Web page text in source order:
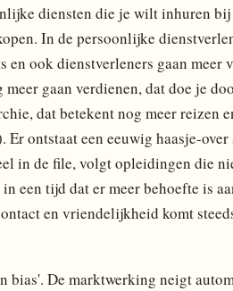
diensten die je wilt inhuren bij
In de persoonlijke
ook dienstverleners gaan meer
gaan verdienen, dat doe je
dat betekent nog meer reizen
ontstaat een eeuwig haasje-over
in de file, volgt opleidingen die
een tijd dat er meer behoefte is
en vriendelijkheid komt
bias'. De marktwerking neigt